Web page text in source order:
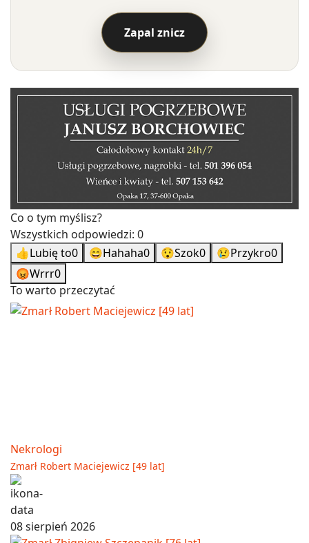
Zapal znicz
Co o tym myślisz?
Wszystkich odpowiedzi: 0
👍Lubię to0 😄Hahaha0 😯Szok0 😢Przykro0
😡Wrrr0
To warto przeczytać
Nekrologi
Zmarł Robert Maciejewicz [49 lat]
08 sierpień 2026